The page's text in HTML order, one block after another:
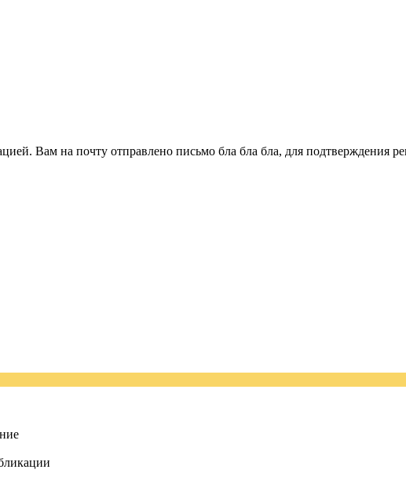
Вам на почту отправлено письмо бла бла бла, для подтверждения